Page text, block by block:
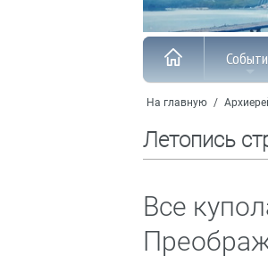
На главную /
Летопись
Все